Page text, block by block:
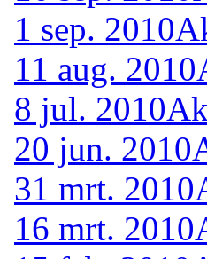
1 sep. 2010
11 aug. 2010
8 jul. 2010
20 jun. 2010
31 mrt. 2010
16 mrt. 2010